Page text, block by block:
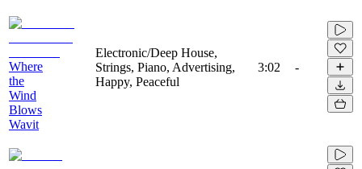
Where
the
Wind
Blows
Wavit
Electronic/Deep House,
Strings, Piano, Advertising,
Happy, Peaceful
3:02 -